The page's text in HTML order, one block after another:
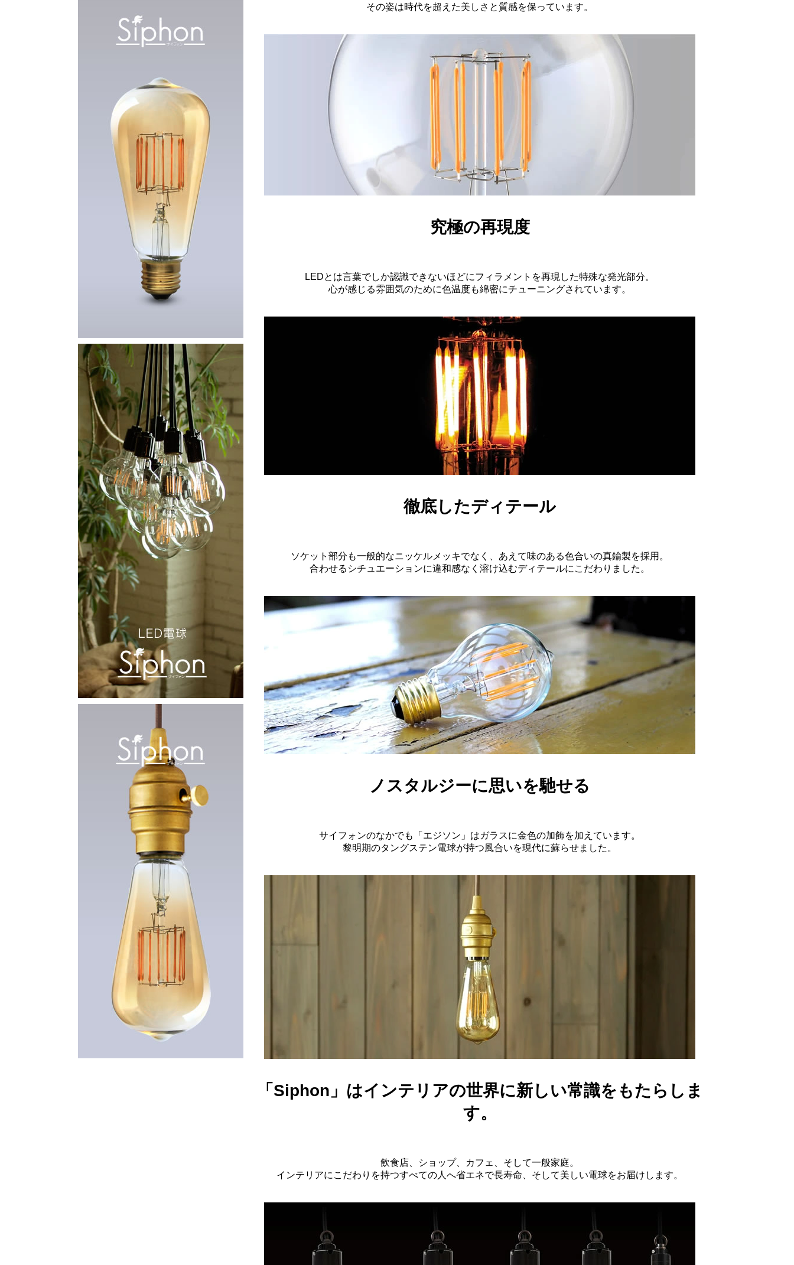
その姿は時代を超えた美しさと質感を保っています。
究極の再現度
LEDとは言葉でしか認識できないほどにフィラメントを再現した特殊な発光部分。
心が感じる雰囲気のために色温度も綿密にチューニングされています。
徹底したディテール
ソケット部分も一般的なニッケルメッキでなく、あえて味のある色合いの真鍮製を採用。
合わせるシチュエーションに違和感なく溶け込むディテールにこだわりました。
ノスタルジーに思いを馳せる
サイフォンのなかでも「エジソン」はガラスに金色の加飾を加えています。
黎明期のタングステン電球が持つ風合いを現代に蘇らせました。
「Siphon」はインテリアの世界に新しい常識をもたらしま
す。
飲食店、ショップ、カフェ、そして一般家庭。
インテリアにこだわりを持つすべての人へ省エネで長寿命、そして美しい電球をお届けします。